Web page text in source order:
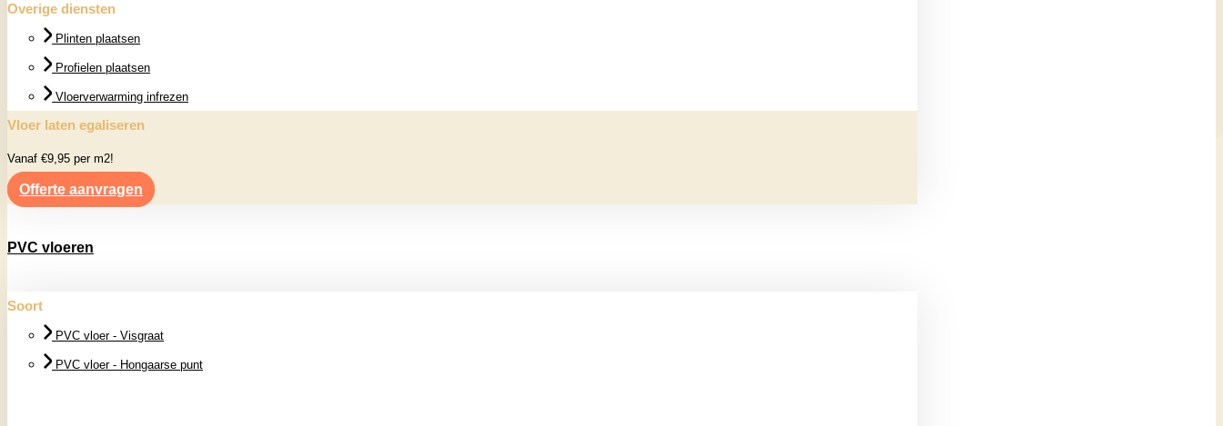
Overige diensten
Plinten plaatsen
Profielen plaatsen
Vloerverwarming infrezen
Vloer laten egaliseren
Vanaf €9,95 per m2!
Offerte aanvragen
PVC vloeren
Soort
PVC vloer - Visgraat
PVC vloer - Hongaarse punt